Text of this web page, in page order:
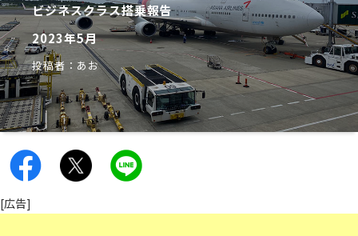
ビジネスクラス搭乗報告
2023年5月
投稿者：あお
[広告]